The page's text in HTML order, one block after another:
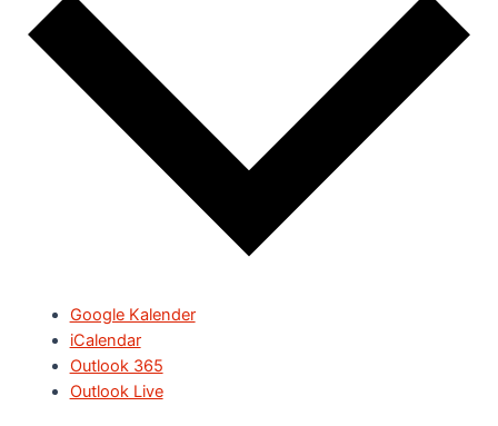
Google Kalender
iCalendar
Outlook 365
Outlook Live